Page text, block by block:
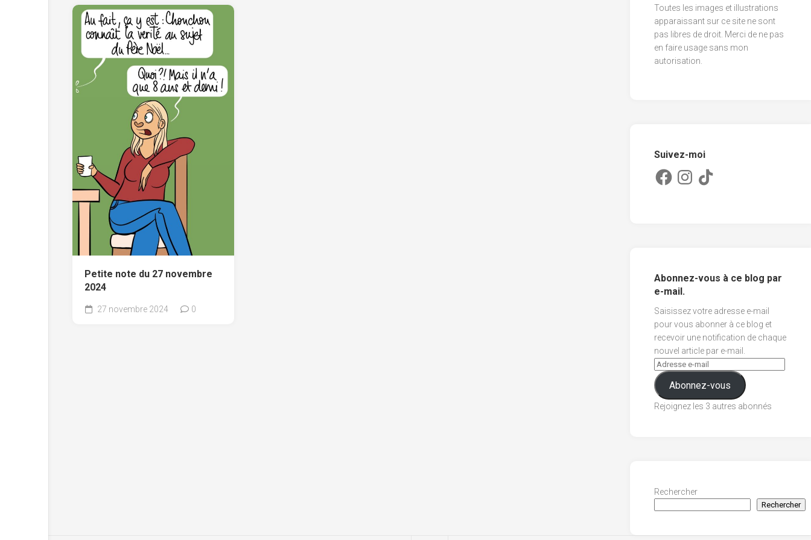
Petite note du 27 novembre
2024
27 novembre 2024 0
Toutes les images et illustrations
apparaissant sur ce site ne sont
pas libres de droit. Merci de ne pas
en faire usage sans mon
autorisation.
Suivez-moi
FacebookInstagram
TikTok
Abonnez-vous à ce blog par
e-mail.
Saisissez votre adresse e-mail
pour vous abonner à ce blog et
recevoir une notification de chaque
nouvel article par e-mail.
Abonnez-vous
Rejoignez les 3 autres abonnés
Rechercher
Rechercher